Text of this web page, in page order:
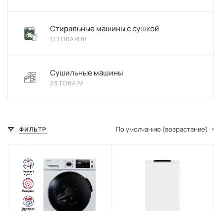
Стиральные машины с сушкой
11 ТОВАРОВ
Сушильные машины
23 ТОВАРА
ФИЛЬТР По умолчанию (возрастание)